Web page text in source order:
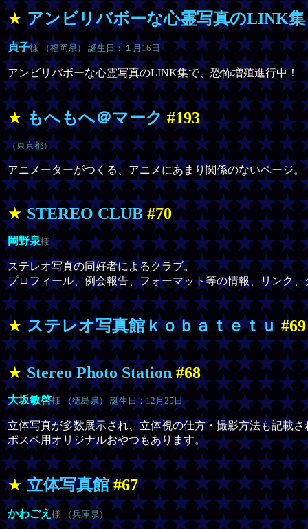
★アンビリバボーな心霊写真のLINK集
貞子様 （福岡県） 誕生日：１月16日
アンビリバボーな心霊写真のLINK集で、恐怖増殖進行中！
★もへもへ＠マーク #193
（東京都）
アニメーターがつくる、アニメにあまり関係のないページ。
★STEREO CLUB #70
岡野泉様
ステレオ写真の同好者によるクラブ。
プロフィール、例会報告、フォーマット等の情報、リンク
★ステレオ写真館ｋｏｂａｔｅｔｕ #69
★Stereo Photo Station #68
大坂敏啓様 （徳島県） 誕生日：12月25日
立体写真が多数展示され、立体視の仕方・撮影方法も記載さ
ポスペ用オリジナルおやつもあります。
★立体写真館 #67
かわごえ 様 （兵庫県）